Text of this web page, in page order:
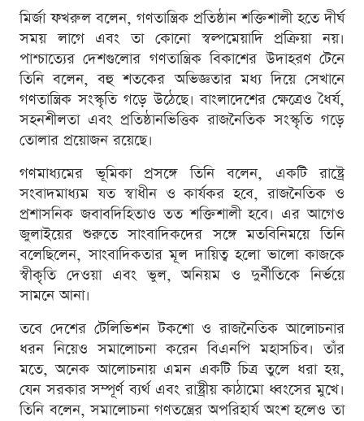
মির্জা ফখরুল বলেন, গণতান্ত্রিক প্রতিষ্ঠান শক্তিশালী হতে দীর্ঘ
সময় লাগে এবং তা কোনো স্বল্পমেয়াদি প্রক্রিয়া নয়।
পাশ্চাত্যের দেশগুলোর গণতান্ত্রিক বিকাশের উদাহরণ টেনে
তিনি বলেন, বহু শতকের অভিজ্ঞতার মধ্য দিয়ে সেখানে
গণতান্ত্রিক সংস্কৃতি গড়ে উঠেছে। বাংলাদেশের ক্ষেত্রেও ধৈর্য,
সহনশীলতা এবং প্রতিষ্ঠানভিত্তিক রাজনৈতিক সংস্কৃতি গড়ে
তোলার প্রয়োজন রয়েছে।
গণমাধ্যমের ভূমিকা প্রসঙ্গে তিনি বলেন, একটি রাষ্ট্রে
সংবাদমাধ্যম যত স্বাধীন ও কার্যকর হবে, রাজনৈতিক ও
প্রশাসনিক জবাবদিহিতাও তত শক্তিশালী হবে। এর আগেও
জুলাইয়ের শুরুতে সাংবাদিকদের সঙ্গে মতবিনিময়ে তিনি
বলেছিলেন, সাংবাদিকতার মূল দায়িত্ব হলো ভালো কাজকে
স্বীকৃতি দেওয়া এবং ভুল, অনিয়ম ও দুর্নীতিকে নির্ভয়ে
সামনে আনা।
তবে দেশের টেলিভিশন টকশো ও রাজনৈতিক আলোচনার
ধরন নিয়েও সমালোচনা করেন বিএনপি মহাসচিব। তাঁর
মতে, অনেক আলোচনায় এমন একটি চিত্র তুলে ধরা হয়,
যেন সরকার সম্পূর্ণ ব্যর্থ এবং রাষ্ট্রীয় কাঠামো ধ্বংসের মুখে।
তিনি বলেন, সমালোচনা গণতন্ত্রের অপরিহার্য অংশ হলেও তা